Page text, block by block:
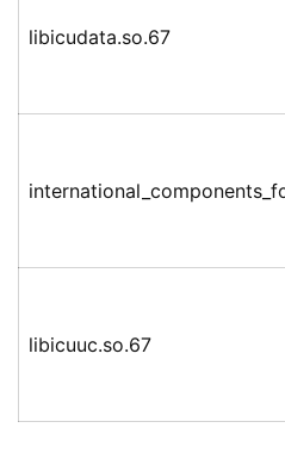
libicudata.so.67
libicuuc.so.67